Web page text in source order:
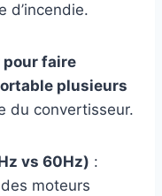
d’incendie.
faire
plusieurs
du convertisseur.
vs 60Hz) :
moteurs